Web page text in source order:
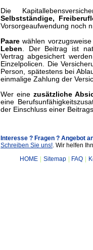
Die
Selbstständige,
Vorsorgeaufwendung noch
Paare wählen
Leben. Der Beitrag ist
Vertrag abgesichert
Einzelpolicen. Die
Person, spätestens bei
einmalige Zahlung der
Wer eine zusätzliche
eine
der Einschluss einer
Interesse ? Fragen ? Angebot
Schreiben Sie uns!. Wir helfen
HOME | Sitemap | FAQ |